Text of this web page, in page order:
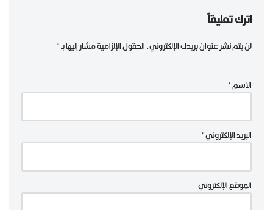
اترك تعليقاً
لن يتم نشر عنوان بريدك الإلكتروني.الحقول الإلزامية مشار إليها بـ*
الاسم*
البريد الإلكتروني*
الموقع الإلكتروني